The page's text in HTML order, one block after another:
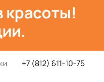
красоты!
+7 (812) 611-10-75